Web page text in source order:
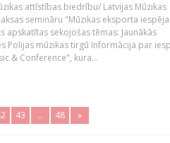
attīstības biedrību/ Latvijas Mūzikas
semināru "Mūzikas eksporta
apskatītas sekojošas tēmas: Jaunākās
Polijas mūzikas tirgū Informācija par
& Conference", kura...
43 .. 48 »